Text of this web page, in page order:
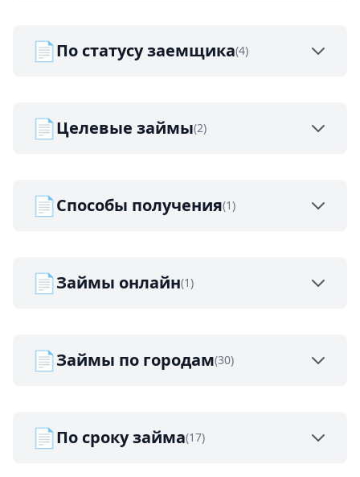
📄По статусу заемщика(4)
📄Целевые займы(2)
📄Способы получения(1)
📄Займы онлайн(1)
📄Займы по городам(30)
📄По сроку займа(17)